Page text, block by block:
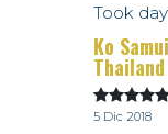
Took
Ko
Thailand
5 Dic 2018